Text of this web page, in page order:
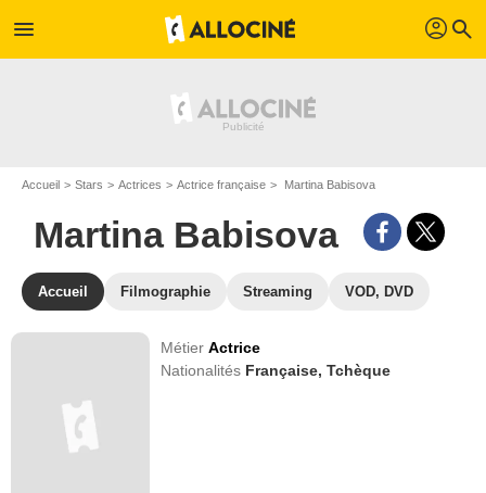
menu profil search
Accueil Stars Actrices Actrice française Martina Babisova
Martina Babisova
Accueil Filmographie Streaming VOD, DVD
MétierActrice
Nationalités Française, Tchèque